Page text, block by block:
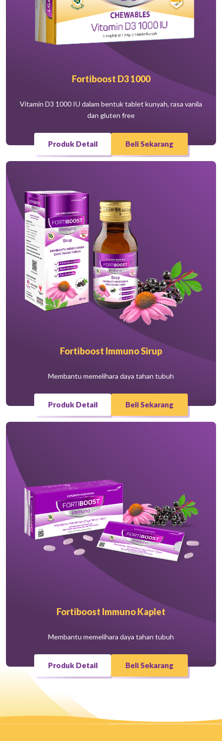
Fortiboost D3 1000
Vitamin D3 1000 IU dalam bentuk tablet kunyah, rasa vanila
dan gluten free
Produk Detail Beli Sekarang
Fortiboost Immuno Sirup
Membantu memelihara daya tahan tubuh
Produk Detail Beli Sekarang
Fortiboost Immuno Kaplet
Membantu memelihara daya tahan tubuh
Produk Detail Beli Sekarang